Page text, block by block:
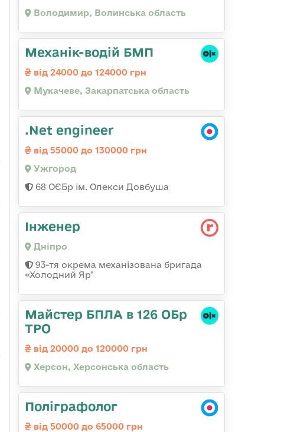
Володимир, Волинська область
Механік-водій БМП
від 24000 до 124000 грн
Мукачеве, Закарпатська область
.Net engineer
від 55000 до 130000 грн
Ужгород
68 ОЄБр ім. Олекси Довбуша
Інженер
Дніпро
93-тя окрема механізована бригада
«Холодний Яр"
Майстер БПЛА в 126 ОБр
ТРО
від 20000 до 120000 грн
Херсон, Херсонська область
Поліграфолог
від 50000 до 65000 грн